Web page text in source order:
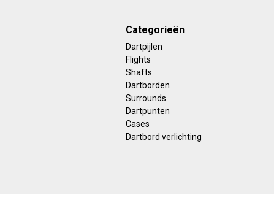
Categorieën
Dartpijlen
Flights
Shafts
Dartborden
Surrounds
Dartpunten
Cases
Dartbord verlichting